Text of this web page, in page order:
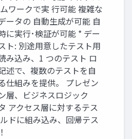
ワークで実 行可能 複雑な
ータの 自動生成が可能 自
に実行･検証が可能 * デー
ト: 別途用意したテスト用
み込み、1 つのテスト ロ
述で、複数のテストを自
仕組みを提供。 プレゼン
層、ビジネスロジック
アクセス層に対するテス
ドに組み込み、回帰テス